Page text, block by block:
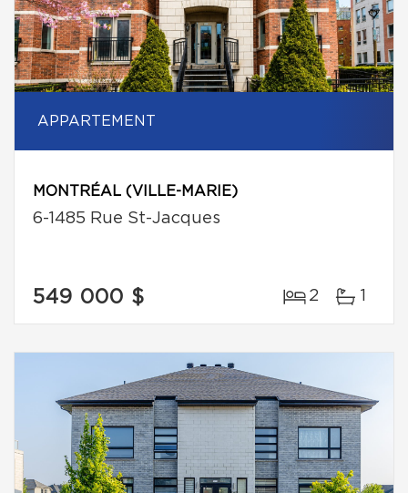
APPARTEMENT
MONTRÉAL (VILLE-MARIE)
6-1485 Rue St-Jacques
549 000 $ 2 1